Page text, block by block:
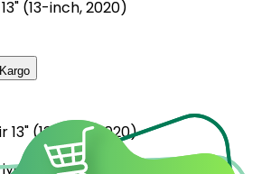
(13-inch, 2020)
13" (13-inch, 2020)
Dön